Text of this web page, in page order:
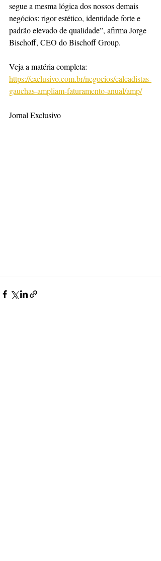
segue a mesma lógica dos nossos demais
negócios: rigor estético, identidade forte e
padrão elevado de qualidade”, afirma Jorge
Bischoff, CEO do Bischoff Group.
Veja a matéria completa:
https://exclusivo.com.br/negocios/calcadistas-
gauchas-ampliam-faturamento-anual/amp/
Jornal Exclusivo